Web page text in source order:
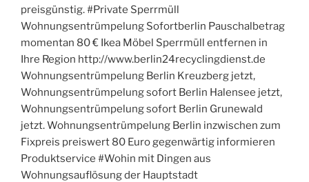
preisgünstig. #Private Sperrmüll
Wohnungsentrümpelung Sofortberlin Pauschalbetrag
momentan 80 € Ikea Möbel Sperrmüll entfernen in
Ihre Region http://www.berlin24recyclingdienst.de
Wohnungsentrümpelung Berlin Kreuzberg jetzt,
Wohnungsentrümpelung sofort Berlin Halensee jetzt,
Wohnungsentrümpelung sofort Berlin Grunewald
jetzt. Wohnungsentrümpelung Berlin inzwischen zum
Fixpreis preiswert 80 Euro gegenwärtig informieren
Produktservice #Wohin mit Dingen aus
Wohnungsauflösung der Hauptstadt